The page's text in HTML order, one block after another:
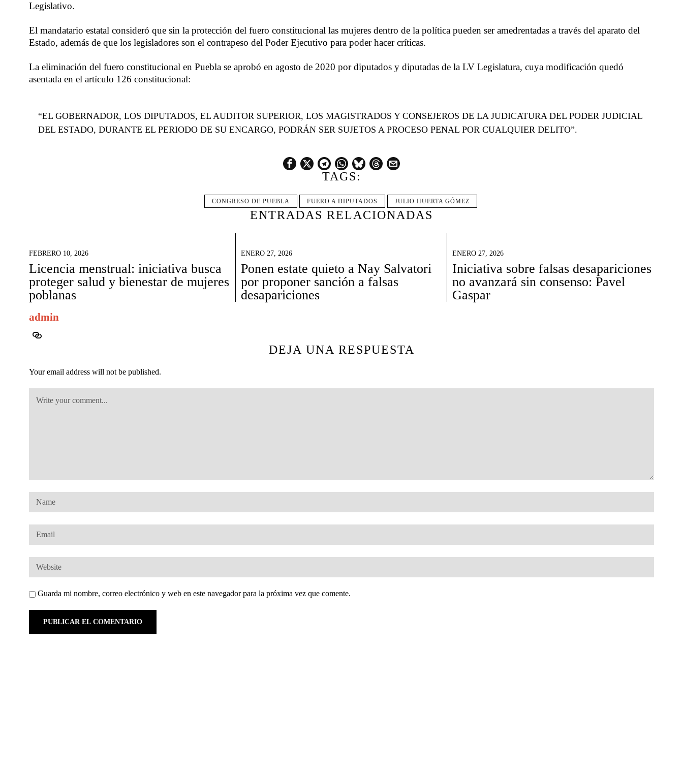
Legislativo.
El mandatario estatal consideró que sin la protección del fuero constitucional las mujeres dentro de la política pueden ser amedrentadas a través del aparato del
Estado, además de que los legisladores son el contrapeso del Poder Ejecutivo para poder hacer críticas.
La eliminación del fuero constitucional en Puebla se aprobó en agosto de 2020 por diputados y diputadas de la LV Legislatura, cuya modificación quedó
asentada en el artículo 126 constitucional:
“EL GOBERNADOR, LOS DIPUTADOS, EL AUDITOR SUPERIOR, LOS MAGISTRADOS Y CONSEJEROS DE LA JUDICATURA DEL PODER JUDICIAL
DEL ESTADO, DURANTE EL PERIODO DE SU ENCARGO, PODRÁN SER SUJETOS A PROCESO PENAL POR CUALQUIER DELITO”.
TAGS:
CONGRESO DE PUEBLA FUERO A DIPUTADOS JULIO HUERTA GÓMEZ
ENTRADAS RELACIONADAS
FEBRERO 10, 2026
Licencia menstrual: iniciativa busca
proteger salud y bienestar de mujeres
poblanas
ENERO 27, 2026
Ponen estate quieto a Nay Salvatori
por proponer sanción a falsas
desapariciones
ENERO 27, 2026
Iniciativa sobre falsas desapariciones
no avanzará sin consenso: Pavel
Gaspar
admin
DEJA UNA RESPUESTA
Your email address will not be published.
Guarda mi nombre, correo electrónico y web en este navegador para la próxima vez que comente.